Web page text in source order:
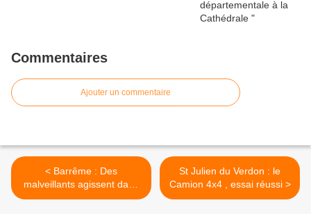
Commentaires
Ajouter un commentaire
< Barrême : Des
malveillants agissent dans
l'ombre
St Julien du Verdon : le
Camion 4x4 , essai réussi >